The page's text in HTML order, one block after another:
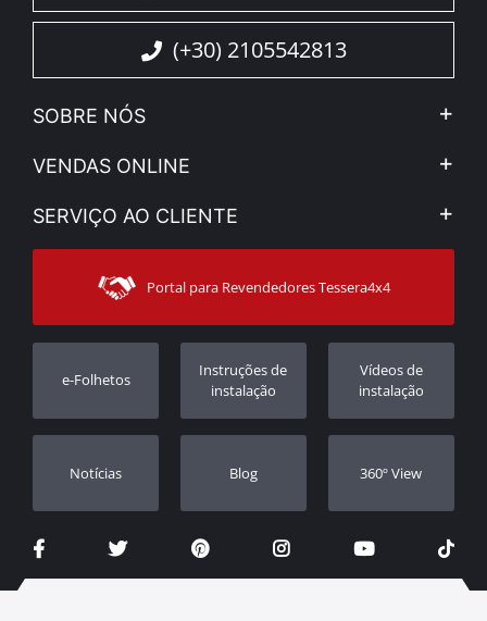
(+30) 2105542813
SOBRE NÓS
A Companhia
Notícias
Sitemap
VENDAS ONLINE
Minha Conta
Modos de Enviο
SERVIÇO AO CLIENTE
Contacto
Apoio ao cliente
Rastrear ordem
Revendedores
Portal para Revendedores Tessera4x4
e-Folhetos
Instruções de
instalação
Vídeos de
instalação
Notícias Blog 360º View